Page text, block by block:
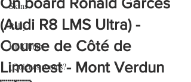
Skins
Rally
HillClimb
¿Quiénes somos?
(Audi R8 LMS Ultra) -
Course de Côté de
Limonest - Mont Verdun